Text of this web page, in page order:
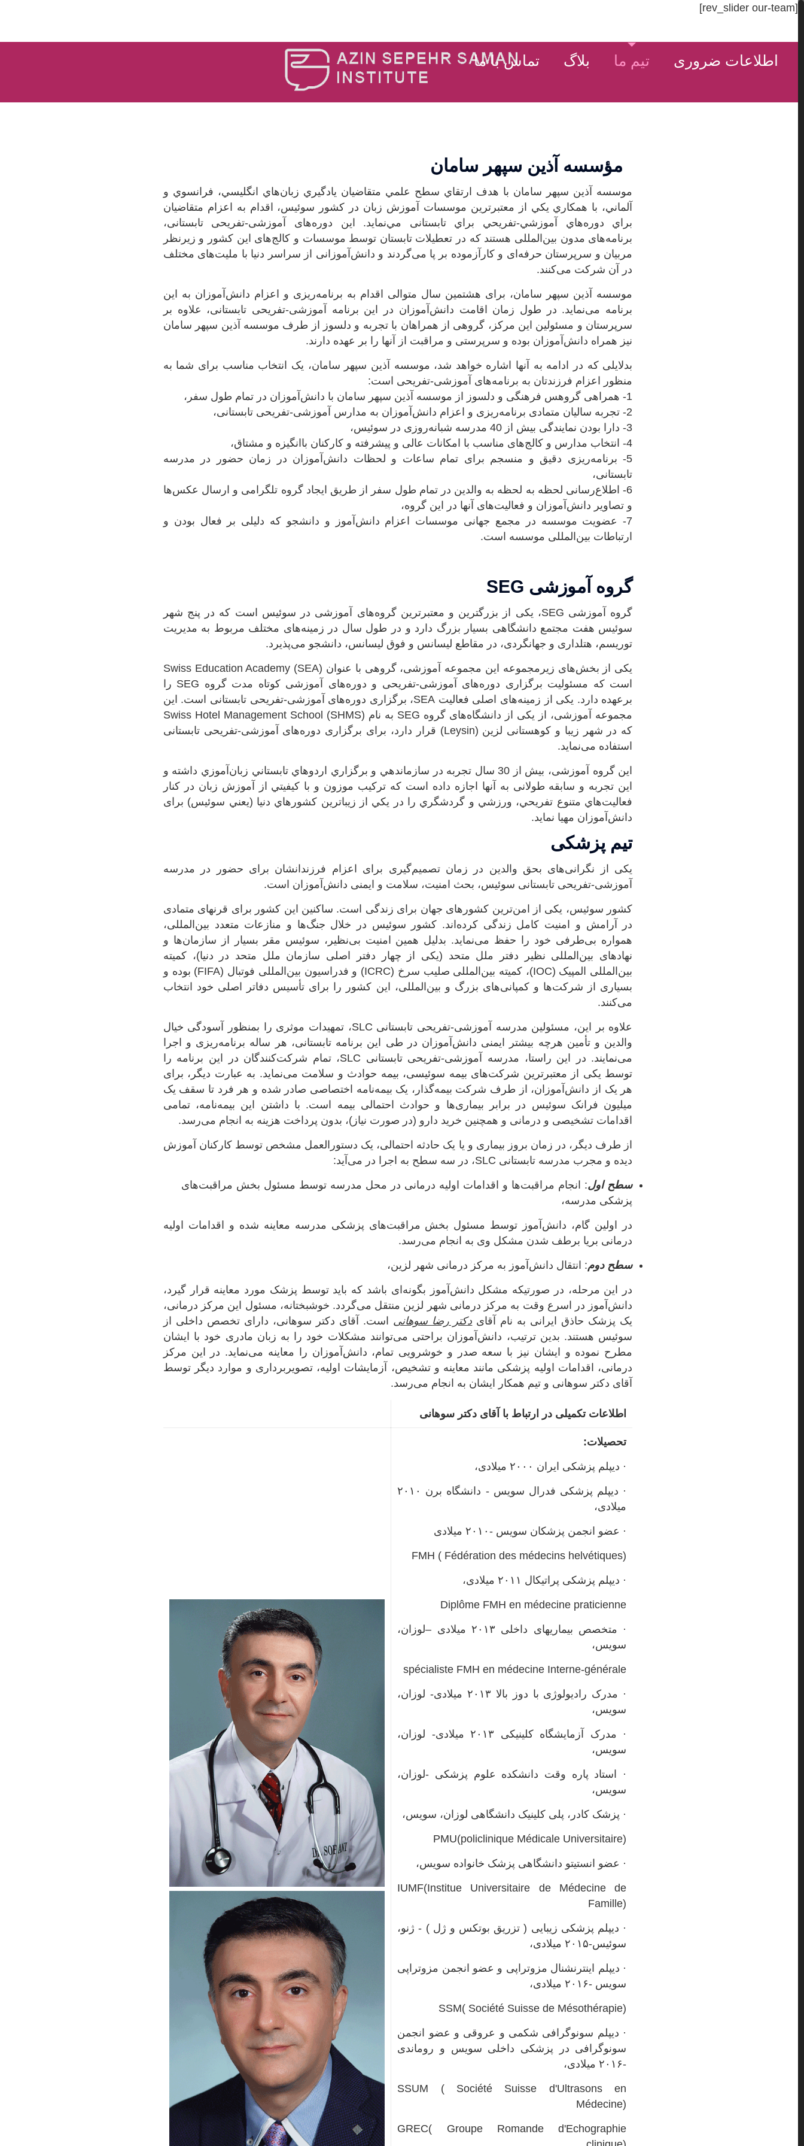
[rev_slider our-team]
اطلاعات ضروری تیم ما بلاگ تماس با ما
مؤسسه آذین سپهر سامان
موسسه آذین سپهر سامان با هدف ارتقاي سطح علمي متقاضيان يادگيري زبان‌هاي انگليسي، فرانسوي و
آلماني، با همکاري يکي از معتبرترين موسسات آموزش زبان در کشور سوئيس، اقدام به اعزام متقاضيان
براي دوره‌هاي آموزشي-تفريحي براي تابستانی مي‌نمايد. این دوره‌های آموزشی-تفریحی تابستانی،
برنامه‌های مدون بین‌المللی هستند که در تعطیلات تابستان توسط موسسات و کالج‌های این کشور و زیرنظر
مربیان و سرپرستان حرفه‌ای و کارآزموده بر پا می‌گردند و دانش‌آموزانی از سراسر دنیا با ملیت‌های مختلف
در آن شرکت می‌کنند.
موسسه آذین سپهر سامان، برای هشتمین سال متوالی اقدام به برنامه‌ریزی و اعزام دانش‌آموزان به این
برنامه می‌نماید. در طول زمان اقامت دانش‌آموزان در این برنامه آموزشی-تفریحی تابستانی، علاوه بر
سرپرستان و مسئولین این مرکز، گروهی از همراهان با تجربه و دلسوز از طرف موسسه آذین سپهر سامان
نیز همراه دانش‌آموزان بوده و سرپرستی و مراقبت از آنها را بر عهده دارند.
بدلایلی که در ادامه به آنها اشاره خواهد شد، موسسه آذین سپهر سامان، یک انتخاب مناسب برای شما به
منظور اعزام فرزندتان به برنامه‌های آموزشی-تفریحی است:
1- همراهی گروهس فرهنگی و دلسوز از موسسه آذین سپهر سامان با دانش‌آموزان در تمام طول سفر،
2- تجربه سالیان متمادی برنامه‌ریزی و اعزام دانش‌آموزان به مدارس آموزشی-تفریحی تابستانی،
3- دارا بودن نمایندگی بیش از 40 مدرسه شبانه‌روزی در سوئیس،
4- انتخاب مدارس و کالج‌های مناسب با امکانات عالی و پیشرفته و کارکنان باانگیزه و مشتاق،
5- برنامه‌ریزی دقیق و منسجم برای تمام ساعات و لحظات دانش‌آموزان در زمان حضور در مدرسه
تابستانی،
6- اطلاع‌رسانی لحظه به لحظه به والدین در تمام طول سفر از طریق ایجاد گروه تلگرامی و ارسال عکس‌ها
و تصاویر دانش‌آموزان و فعالیت‌های آنها در این گروه،
7- عضویت موسسه در مجمع جهانی موسسات اعزام دانش‌آموز و دانشجو که دلیلی بر فعال بودن و
ارتباطات بین‌المللی موسسه است.
گروه آموزشی SEG
گروه آموزشی SEG، یکی از بزرگترین و معتبرترین گروه‌های آموزشی در سوئیس است که در پنج شهر
سوئیس هفت مجتمع دانشگاهی بسیار بزرگ دارد و در طول سال در زمینه‌های مختلف مربوط به مدیریت
توریسم، هتلداری و جهانگردی، در مقاطع لیسانس و فوق لیسانس، دانشجو می‌پذیرد.
یکی از بخش‌های زیرمجموعه این مجموعه آموزشی، گروهی با عنوان Swiss Education Academy (SEA)
است که مسئولیت برگزاری دوره‌های آموزشی-تفریحی و دوره‌های آموزشی کوتاه مدت گروه SEG را
برعهده دارد. یکی از زمینه‌های اصلی فعالیت SEA، برگزاری دوره‌های آموزشی-تفریحی تابستانی است. این
مجموعه آموزشی، از یکی از دانشگاه‌های گروه SEG به نام Swiss Hotel Management School (SHMS)
که در شهر زیبا و کوهستانی لزین (Leysin) قرار دارد، برای برگزاری دوره‌های آموزشی-تفریحی تابستانی
استفاده می‌نماید.
این گروه آموزشی، بيش از 30 سال تجربه در سازماندهي و برگزاري اردوهاي تابستاني زبان‌آموزي داشته و
این تجربه و سابقه طولانی به آنها اجازه داده است که ترکيب موزون و با کيفيتي از آموزش زبان در کنار
فعاليت‌هاي متنوع تفريحي، ورزشي و گردشگري را در يکي از زيباترين کشورهاي دنيا (يعني سوئيس) برای
دانش‌آموزان مهيا نماید.
تیم پزشکی
یکی از نگرانی‌های بحق والدین در زمان تصمیم‌گیری برای اعزام فرزندانشان برای حضور در مدرسه
آموزشی-تفریحی تابستانی سوئیس، بحث امنیت، سلامت و ایمنی دانش‌آموزان است.
کشور سوئیس، یکی از امن‌ترین کشورهای جهان برای زندگی است. ساکنین این کشور برای قرنهای متمادی
در آرامش و امنیت کامل زندگی کرده‌اند. کشور سوئیس در خلال جنگ‌ها و منازعات متعدد بین‌المللی،
همواره بی‌طرفی خود را حفظ می‌نماید. بدلیل همین امنیت بی‌نظیر، سوئیس مقر بسیار از سازمان‌ها و
نهادهای بین‌المللی نظیر دفتر ملل متحد (یکی از چهار دفتر اصلی سازمان ملل متحد در دنیا)، کمیته
بین‌المللی المپیک (IOC)، کمیته بین‌المللی صلیب سرخ (ICRC) و فدراسیون بین‌المللی فوتبال (FIFA) بوده و
بسیاری از شرکت‌ها و کمپانی‌های بزرگ و بین‌المللی، این کشور را برای تأسیس دفاتر اصلی خود انتخاب
می‌کنند.
علاوه بر این، مسئولین مدرسه آموزشی-تفریحی تابستانی SLC، تمهیدات موثری را بمنظور آسودگی خیال
والدین و تأمین هرچه بیشتر ایمنی دانش‌آموزان در طی این برنامه تابستانی، هر ساله برنامه‌ریزی و اجرا
می‌نمایند. در این راستا، مدرسه آموزشی-تفریحی تابستانی SLC، تمام شرکت‌کنندگان در این برنامه را
توسط یکی از معتبرترین شرکت‌های بیمه سوئیسی، بیمه حوادث و سلامت می‌نماید. به عبارت دیگر، برای
هر یک از دانش‌آموزان، از طرف شرکت بیمه‌گذار، یک بیمه‌نامه اختصاصی صادر شده و هر فرد تا سقف یک
میلیون فرانک سوئیس در برابر بیماری‌ها و حوادث احتمالی بیمه است. با داشتن این بیمه‌نامه، تمامی
اقدامات تشخیصی و درمانی و همچنین خرید دارو (در صورت نیاز)، بدون پرداخت هزینه به انجام می‌رسد.
از طرف دیگر، در زمان بروز بیماری و یا یک حادثه احتمالی، یک دستورالعمل مشخص توسط کارکنان آموزش
دیده و مجرب مدرسه تابستانی SLC، در سه سطح به اجرا در می‌آید:
سطح اول: انجام مراقبت‌ها و اقدامات اولیه درمانی در محل مدرسه توسط مسئول بخش مراقبت‌های
پزشکی مدرسه،
در اولین گام، دانش‌آموز توسط مسئول بخش مراقبت‌های پزشکی مدرسه معاینه شده و اقدامات اولیه
درمانی بریا برطف شدن مشکل وی به انجام می‌رسد.
سطح دوم: انتقال دانش‌آموز به مرکز درمانی شهر لزین،
در این مرحله، در صورتیکه مشکل دانش‌آموز بگونه‌ای باشد که باید توسط پزشک مورد معاینه قرار گیرد،
دانش‌آموز در اسرع وقت به مرکز درمانی شهر لزین منتقل می‌گردد. خوشبختانه، مسئول این مرکز درمانی،
یک پزشک حاذق ایرانی به نام آقای دکتر رضا سوهانی است. آقای دکتر سوهانی، دارای تخصص داخلی از
سوئیس هستند. بدین ترتیب، دانش‌آموزان براحتی می‌توانند مشکلات خود را به زبان مادری خود با ایشان
مطرح نموده و ایشان نیز با سعه صدر و خوشرویی تمام، دانش‌آموزان را معاینه می‌نماید. در این مرکز
درمانی، اقدامات اولیه پزشکی مانند معاینه و تشخیص، آزمایشات اولیه، تصویربرداری و موارد دیگر توسط
آقای دکتر سوهانی و تیم همکار ایشان به انجام می‌رسد.
اطلاعات تکمیلی در ارتباط با آقای دکتر سوهانی
تحصیلات:
· دیپلم پزشکی‌ ایران ۲۰۰۰ میلادی،
· دیپلم پزشکی‌ فدرال سویس - دانشگاه برن ۲۰۱۰
میلادی،
· عضو انجمن پزشکان سویس -۲۰۱۰ میلادی
FMH ( Fédération des médecins helvétiques)
· دیپلم پزشکی پراتیکال ۲۰۱۱ میلادی،
Diplôme FMH en médecine praticienne
· متخصص بیماریهای داخلی‌ ۲۰۱۳ میلادی –لوزان،
سویس،
spécialiste FMH en médecine Interne-générale
· مدرک رادیولوژی با دوز بالا ۲۰۱۳ میلادی- لوزان،
سویس،
· مدرک آزمایشگاه کلینیکی ۲۰۱۳ میلادی- لوزان،
سویس،
· استاد پاره وقت دانشکده علوم پزشکی‌ -لوزان،
سویس،
· پزشک کادر، پلی‌ کلینیک دانشگاهی لوزان، سویس،
PMU(policlinique Médicale Universitaire)
· عضو انستیتو دانشگاهی پزشک خانواده سویس،
IUMF(Institue Universitaire de Médecine de
Famille)
· دیپلم پزشکی زیبایی ( تزریق بوتکس و ژل ) - ژنو،
سوئیس-۲۰۱۵ میلادی،
· دیپلم اینترنشنال مزوتراپی و عضو انجمن مزوتراپی
سویس -۲۰۱۶ میلادی،
SSM( Société Suisse de Mésothérapie)
· دیپلم سونوگرافی شکمی و عروقی و عضو انجمن
سونوگرافی در پزشکی‌ داخلی‌ سویس و روماندی
-۲۰۱۶ میلادی،
SSUM ( Société Suisse d'Ultrasons en
Médecine)
GREC( Groupe Romande d'Echographie